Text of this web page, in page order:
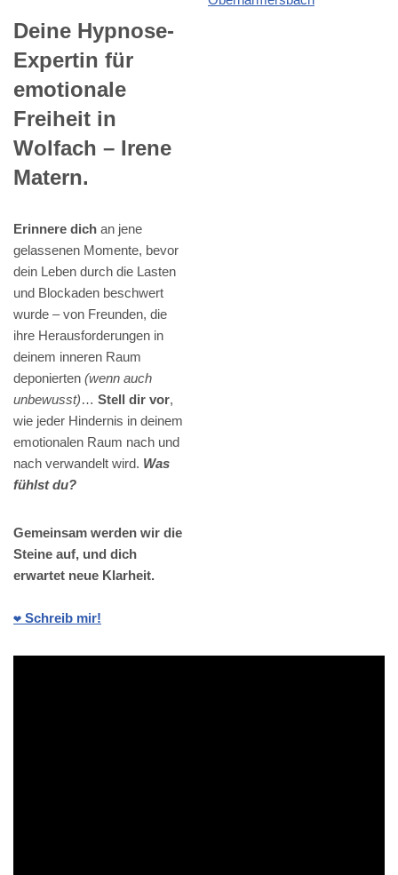
Deine Hypnose-
Expertin für
emotionale
Freiheit in
Wolfach – Irene
Matern.
Erinnere dich an jene
gelassenen Momente, bevor
dein Leben durch die Lasten
und Blockaden beschwert
wurde – von Freunden, die
ihre Herausforderungen in
deinem inneren Raum
deponierten (wenn auch
unbewusst)… Stell dir vor,
wie jeder Hindernis in deinem
emotionalen Raum nach und
nach verwandelt wird. Was
fühlst du?
Gemeinsam werden wir die
Steine auf, und dich
erwartet neue Klarheit.
❤️ Schreib mir!